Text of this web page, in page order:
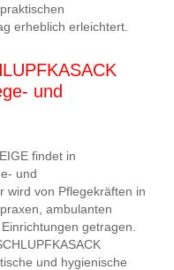
erheblich erleichtert.
und
findet in
und
wird von Pflegekräften in
ambulanten
getragen.
und hygienische